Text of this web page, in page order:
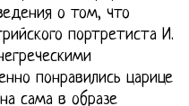
о том, что
портретиста И.
понравились царице
сама в образе